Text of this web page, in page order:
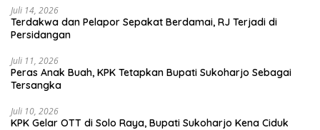
Juli 14, 2026
Terdakwa dan Pelapor Sepakat Berdamai, RJ Terjadi di
Persidangan
Juli 11, 2026
Peras Anak Buah, KPK Tetapkan Bupati Sukoharjo Sebagai
Tersangka
Juli 10, 2026
KPK Gelar OTT di Solo Raya, Bupati Sukoharjo Kena Ciduk